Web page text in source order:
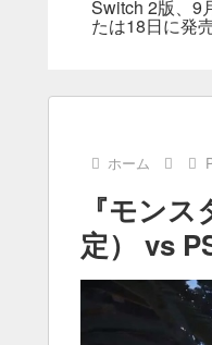
Switch 2版、9
たは18日に発
ホーム
『モン
定） vs